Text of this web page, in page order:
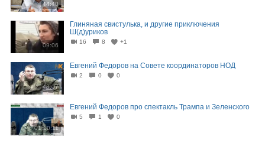
44:40
09:06
Глиняная свистулька, и другие приключения
Ш(д)уриков
16 8 +1
43:07
Евгений Федоров на Совете координаторов НОД
2 0 0
01:10:11
Евгений Федоров про спектакль Трампа и Зеленского
5 1 0